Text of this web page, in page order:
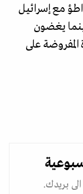
مع إسرائيل
يغضون
على
بريدك.